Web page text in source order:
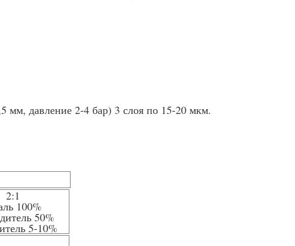
мм, давление 2-4 бар) 3 слоя по 15-20 мкм.
2:1
100%
50%
5-10%